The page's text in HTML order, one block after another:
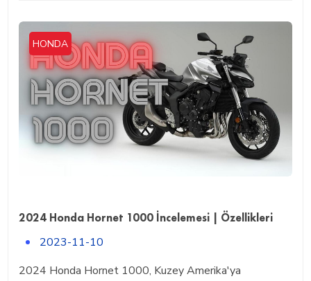
HONDA
2024 Honda Hornet 1000 İncelemesi | Özellikleri
2023-11-10
2024 Honda Hornet 1000, Kuzey Amerika'ya